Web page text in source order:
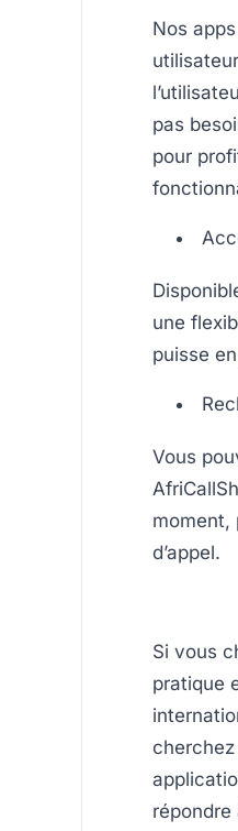
Nos
pas
pour
une
puisse
Vous
moment,
d’appel.
Si vous
pratique
cherchez